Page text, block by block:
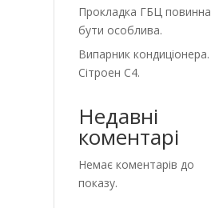
Прокладка ГБЦ повинна
бути особлива.
Випарник кондиціонера.
Сітроен С4.
Недавні
коментарі
Немає коментарів до
показу.